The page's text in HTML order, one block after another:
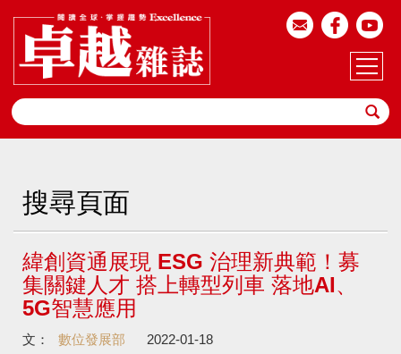
搜尋頁面
緯創資通展現 ESG 治理新典範！募
集關鍵人才 搭上轉型列車 落地AI、
5G智慧應用
文： 數位發展部 2022-01-18